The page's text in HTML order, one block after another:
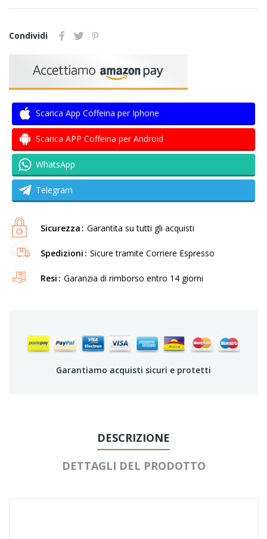
Condividi
Scarica App Coffeina per Iphone
Scarica APP Coffeina per Android
WhatsApp
Telegram
Sicurezza Garantita su tutti gli acquisti
Spedizioni Sicure tramite Corriere Espresso
Resi Garanzia di rimborso entro 14 giorni
Garantiamo acquisti sicuri e protetti
DESCRIZIONE
DETTAGLI DEL PRODOTTO